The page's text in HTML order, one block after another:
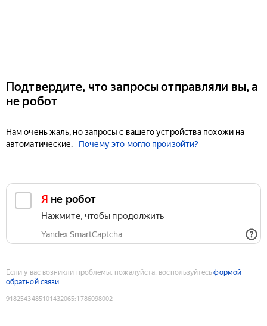
Подтвердите, что запросы отправляли вы, а
не робот
Нам очень жаль, но запросы с вашего устройства похожи на
автоматические.
Почему это могло произойти?
Я не робот
Нажмите, чтобы продолжить
Yandex SmartCaptcha
Если у вас возникли проблемы, пожалуйста, воспользуйтесьформой
обратной связи
9182543485101432065:1786098002